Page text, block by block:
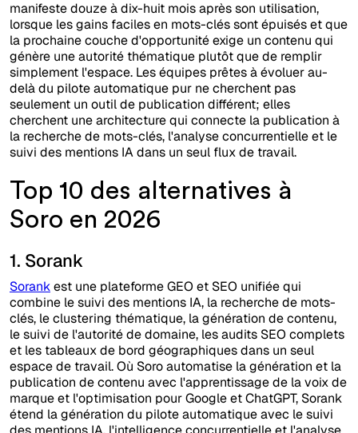
manifeste douze à dix-huit mois après son utilisation,
lorsque les gains faciles en mots-clés sont épuisés et que
la prochaine couche d'opportunité exige un contenu qui
génère une autorité thématique plutôt que de remplir
simplement l'espace. Les équipes prêtes à évoluer au-
delà du pilote automatique pur ne cherchent pas
seulement un outil de publication différent; elles
cherchent une architecture qui connecte la publication à
la recherche de mots-clés, l'analyse concurrentielle et le
suivi des mentions IA dans un seul flux de travail.
Top 10 des alternatives à
Soro en 2026
1. Sorank
Sorankest une plateforme GEO et SEO unifiée qui
combine le suivi des mentions IA, la recherche de mots-
clés, le clustering thématique, la génération de contenu,
le suivi de l'autorité de domaine, les audits SEO complets
et les tableaux de bord géographiques dans un seul
espace de travail. Où Soro automatise la génération et la
publication de contenu avec l'apprentissage de la voix de
marque et l'optimisation pour Google et ChatGPT, Sorank
étend la génération du pilote automatique avec le suivi